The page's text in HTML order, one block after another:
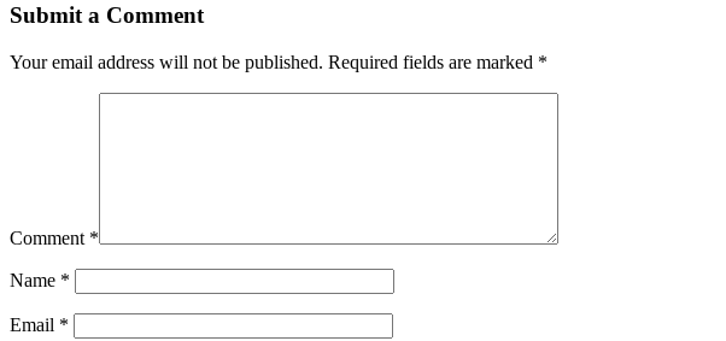
Submit a Comment
Your email address will not be published. Required fields are marked *
Comment *
Name *
Email *